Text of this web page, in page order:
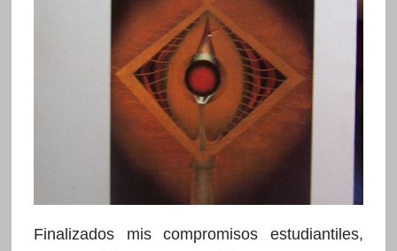
Finalizados mis compromisos estudiantiles,